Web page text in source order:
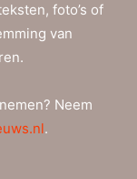
foto’s of
van
Neem
.